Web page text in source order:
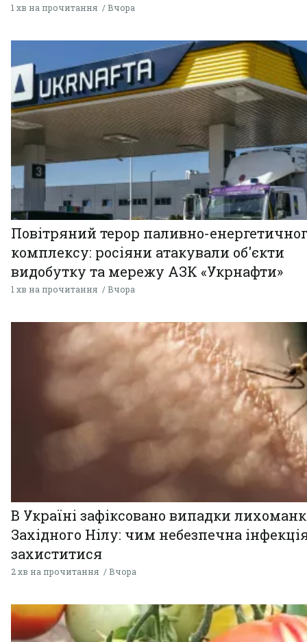
1 хв на прочитання Вчора
Повітряний терор паливно-
комплексу: росіяни атакували об'єкти
видобутку та мережу АЗК «Укрнафти»
1 хв на прочитання Вчора
В Україні зафіксовано випадки
Західного Нілу: чим небезпечна
захиститися
2 хв на прочитання Вчора